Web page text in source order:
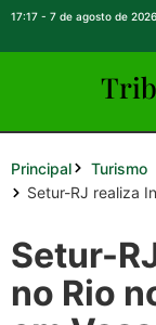
17:17 - 7 de agosto de
Principal
Turismo
Setur-RJ realiza
Setur-
no Rio